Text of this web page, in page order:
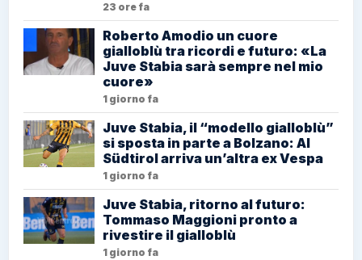
23 ore fa
Roberto Amodio un cuore
gialloblù tra ricordi e futuro: «La
Juve Stabia sarà sempre nel mio
cuore»
1 giorno fa
Juve Stabia, il “modello gialloblù”
si sposta in parte a Bolzano: Al
Südtirol arriva un’altra ex Vespa
1 giorno fa
Juve Stabia, ritorno al futuro:
Tommaso Maggioni pronto a
rivestire il gialloblù
1 giorno fa